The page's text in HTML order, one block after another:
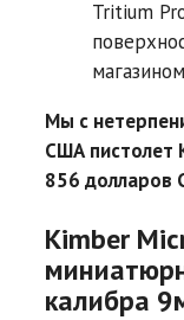
Tritium
Мы с
США пистолет
856 долларов
Kimber
калибра